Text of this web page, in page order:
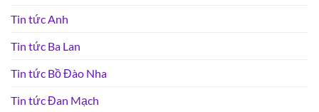
Tin tức Anh
Tin tức Ba Lan
Tin tức Bồ Đào Nha
Tin tức Đan Mạch